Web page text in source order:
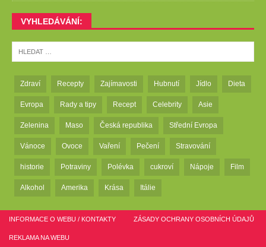
VYHLEDÁVÁNÍ:
Zdraví Recepty Zajímavosti Hubnutí Jídlo Dieta
Evropa Rady a tipy Recept Celebrity Asie
Zelenina Maso Česká republika Střední Evropa
Vánoce Ovoce Vaření Pečení Stravování
historie Potraviny Polévka cukroví Nápoje Film
Alkohol Amerika Krása Itálie
INFORMACE O WEBU / KONTAKTY ZÁSADY OCHRANY OSOBNÍCH ÚDAJŮ
REKLAMA NA WEBU